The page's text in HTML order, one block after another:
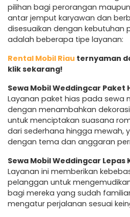
pilihan bagi perorangan
antar jemput karyawan dan
disesuaikan dengan kebutuhan
adalah beberapa tipe layanan:
Rental Mobil Riau ternyaman
klik sekarang!
Sewa Mobil Weddingcar Paket
Layanan paket hias pada sewa
dengan menambahkan
untuk menciptakan suasana
dari sederhana hingga mewah,
dengan tema dan anggaran
Sewa Mobil Weddingcar Lepas
Layanan ini memberikan
pelanggan untuk
bagi mereka yang sudah
mengatur perjalanan sesuai